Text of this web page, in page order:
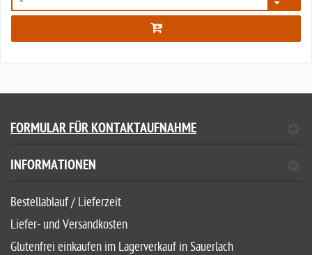
FORMULAR FÜR KONTAKTAUFNAHME
INFORMATIONEN
Bestellablauf / Lieferzeit
Liefer- und Versandkosten
Glutenfrei einkaufen im Lagerverkauf in Sauerlach